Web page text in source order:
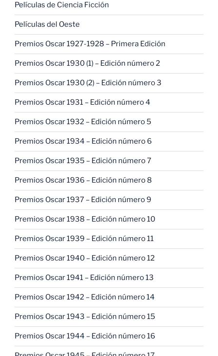
Películas de Ciencia Ficción
Películas del Oeste
Premios Oscar 1927-1928 – Primera Edición
Premios Oscar 1930 (1) – Edición número 2
Premios Oscar 1930 (2) – Edición número 3
Premios Oscar 1931 – Edición número 4
Premios Oscar 1932 – Edición número 5
Premios Oscar 1934 – Edición número 6
Premios Oscar 1935 – Edición número 7
Premios Oscar 1936 – Edición número 8
Premios Oscar 1937 – Edición número 9
Premios Oscar 1938 – Edición número 10
Premios Oscar 1939 – Edición número 11
Premios Oscar 1940 – Edición número 12
Premios Oscar 1941 – Edición número 13
Premios Oscar 1942 – Edición número 14
Premios Oscar 1943 – Edición número 15
Premios Oscar 1944 – Edición número 16